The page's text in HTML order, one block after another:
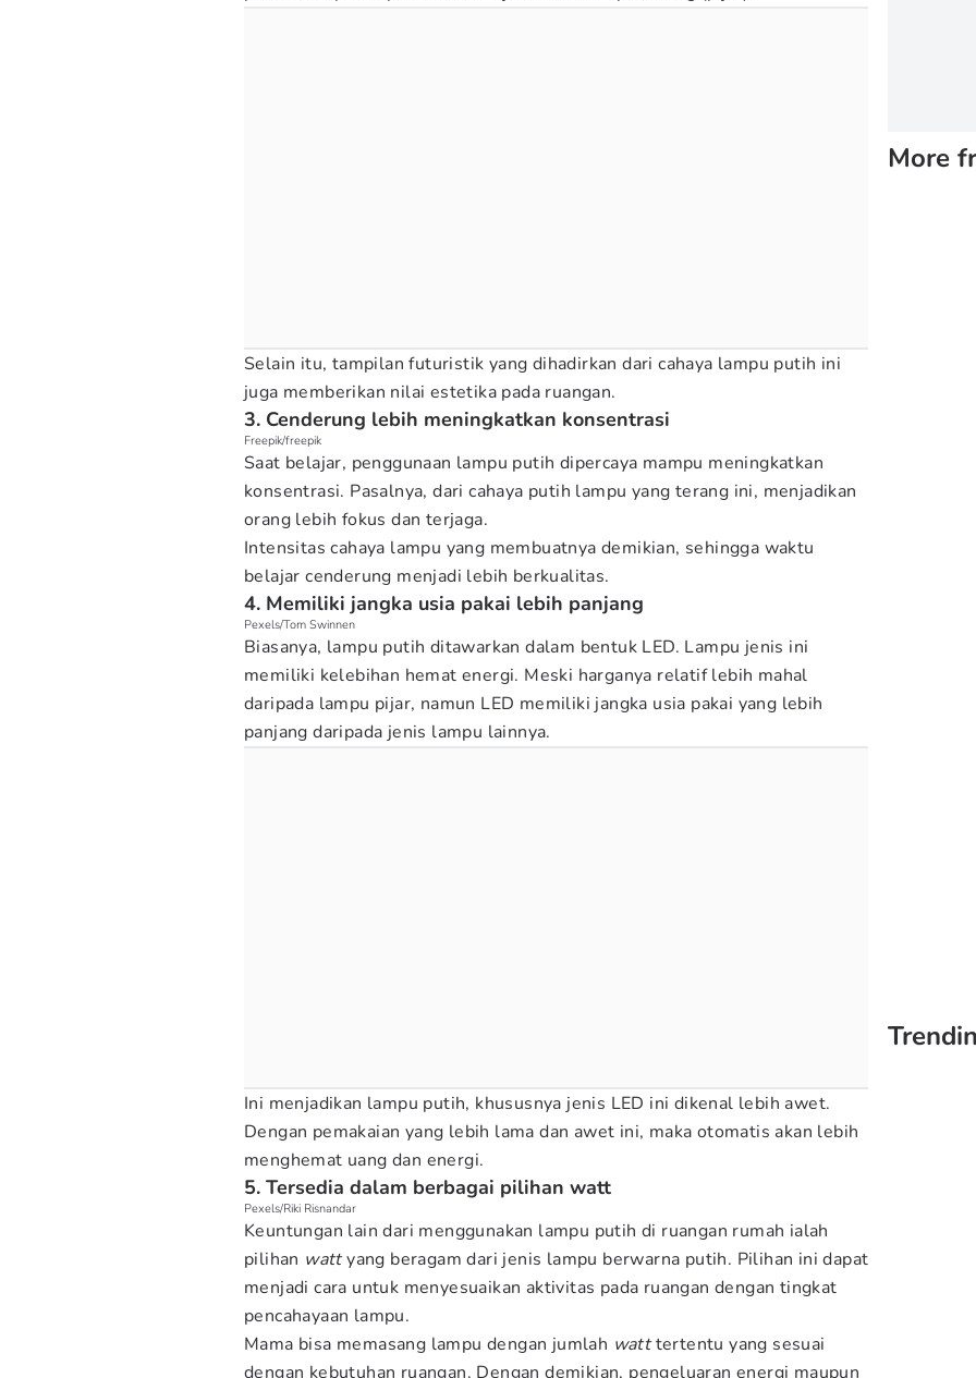
Selain itu, tampilan futuristik yang dihadirkan dari cahaya lampu putih ini
juga memberikan nilai estetika pada ruangan.
3. Cenderung lebih meningkatkan konsentrasi
Freepik/freepik
Saat belajar, penggunaan lampu putih dipercaya mampu meningkatkan
konsentrasi. Pasalnya, dari cahaya putih lampu yang terang ini, menjadikan
orang lebih fokus dan terjaga.
Intensitas cahaya lampu yang membuatnya demikian, sehingga waktu
belajar cenderung menjadi lebih berkualitas.
4. Memiliki jangka usia pakai lebih panjang
Pexels/Tom Swinnen
Biasanya, lampu putih ditawarkan dalam bentuk LED. Lampu jenis ini
memiliki kelebihan hemat energi. Meski harganya relatif lebih mahal
daripada lampu pijar, namun LED memiliki jangka usia pakai yang lebih
panjang daripada jenis lampu lainnya.
Ini menjadikan lampu putih, khususnya jenis LED ini dikenal lebih awet.
Dengan pemakaian yang lebih lama dan awet ini, maka otomatis akan lebih
menghemat uang dan energi.
5. Tersedia dalam berbagai pilihan watt
Pexels/Riki Risnandar
Keuntungan lain dari menggunakan lampu putih di ruangan rumah ialah
pilihan wattyang beragam dari jenis lampu berwarna putih. Pilihan ini dapat
menjadi cara untuk menyesuaikan aktivitas pada ruangan dengan tingkat
pencahayaan lampu.
Mama bisa memasang lampu dengan jumlah watttertentu yang sesuai
dengan kebutuhan ruangan. Dengan demikian, pengeluaran energi maupun
More